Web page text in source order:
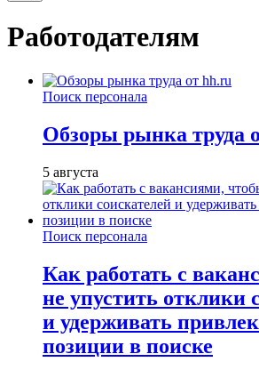
Работодателям
Поиск персонала
Обзоры рынка труда
5 августа
Поиск персонала
Как работать с
не упустить отклики
и удерживать
позиции в поиске